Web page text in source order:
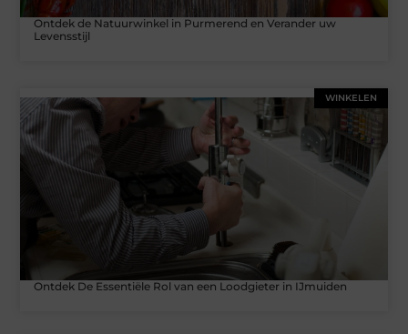
Ontdek de Natuurwinkel in Purmerend en Verander uw
Levensstijl
WINKELEN
Ontdek De Essentiële Rol van een Loodgieter in IJmuiden